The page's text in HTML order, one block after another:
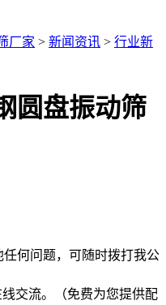
厂家 > 新闻资讯 > 行业新
圆盘振动筛
何问题，可随时拨打我公
交流。（免费为您提供配